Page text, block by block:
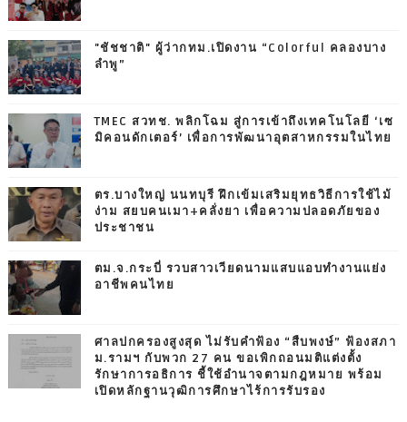
"ชัชชาติ" ผู้ว่ากทม.เปิดงาน “Colorful คลองบาง
ลำพู”
TMEC สวทช. พลิกโฉม สู่การเข้าถึงเทคโนโลยี ‘เซ
มิคอนดักเตอร์’ เพื่อการพัฒนาอุตสาหกรรมในไทย
ตร.บางใหญ่ นนทบุรี ฝึกเข้มเสริมยุทธวิธีการใช้ไม้
ง่าม สยบคนเมา+คลั่งยา เพื่อความปลอดภัยของ
ประชาชน
ตม.จ.กระบี่ รวบสาวเวียดนามแสบแอบทำงานแย่ง
อาชีพคนไทย
ศาลปกครองสูงสุด ไม่รับคำฟ้อง “สืบพงษ์” ฟ้องสภา
ม.รามฯ กับพวก 27 คน ขอเพิกถอนมติแต่งตั้ง
รักษาการอธิการ ชี้ใช้อำนาจตามกฎหมาย พร้อม
เปิดหลักฐานวุฒิการศึกษาไร้การรับรอง